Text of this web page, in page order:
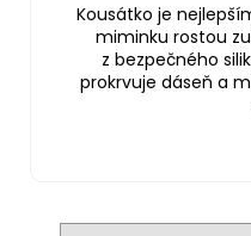
Kousátko je
miminku rostou
z bezpečného
prokrvuje dáseň a